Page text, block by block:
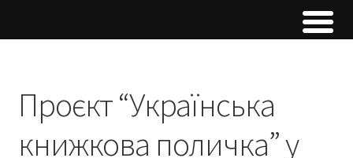
Проєкт “Українська
книжкова поличка” у